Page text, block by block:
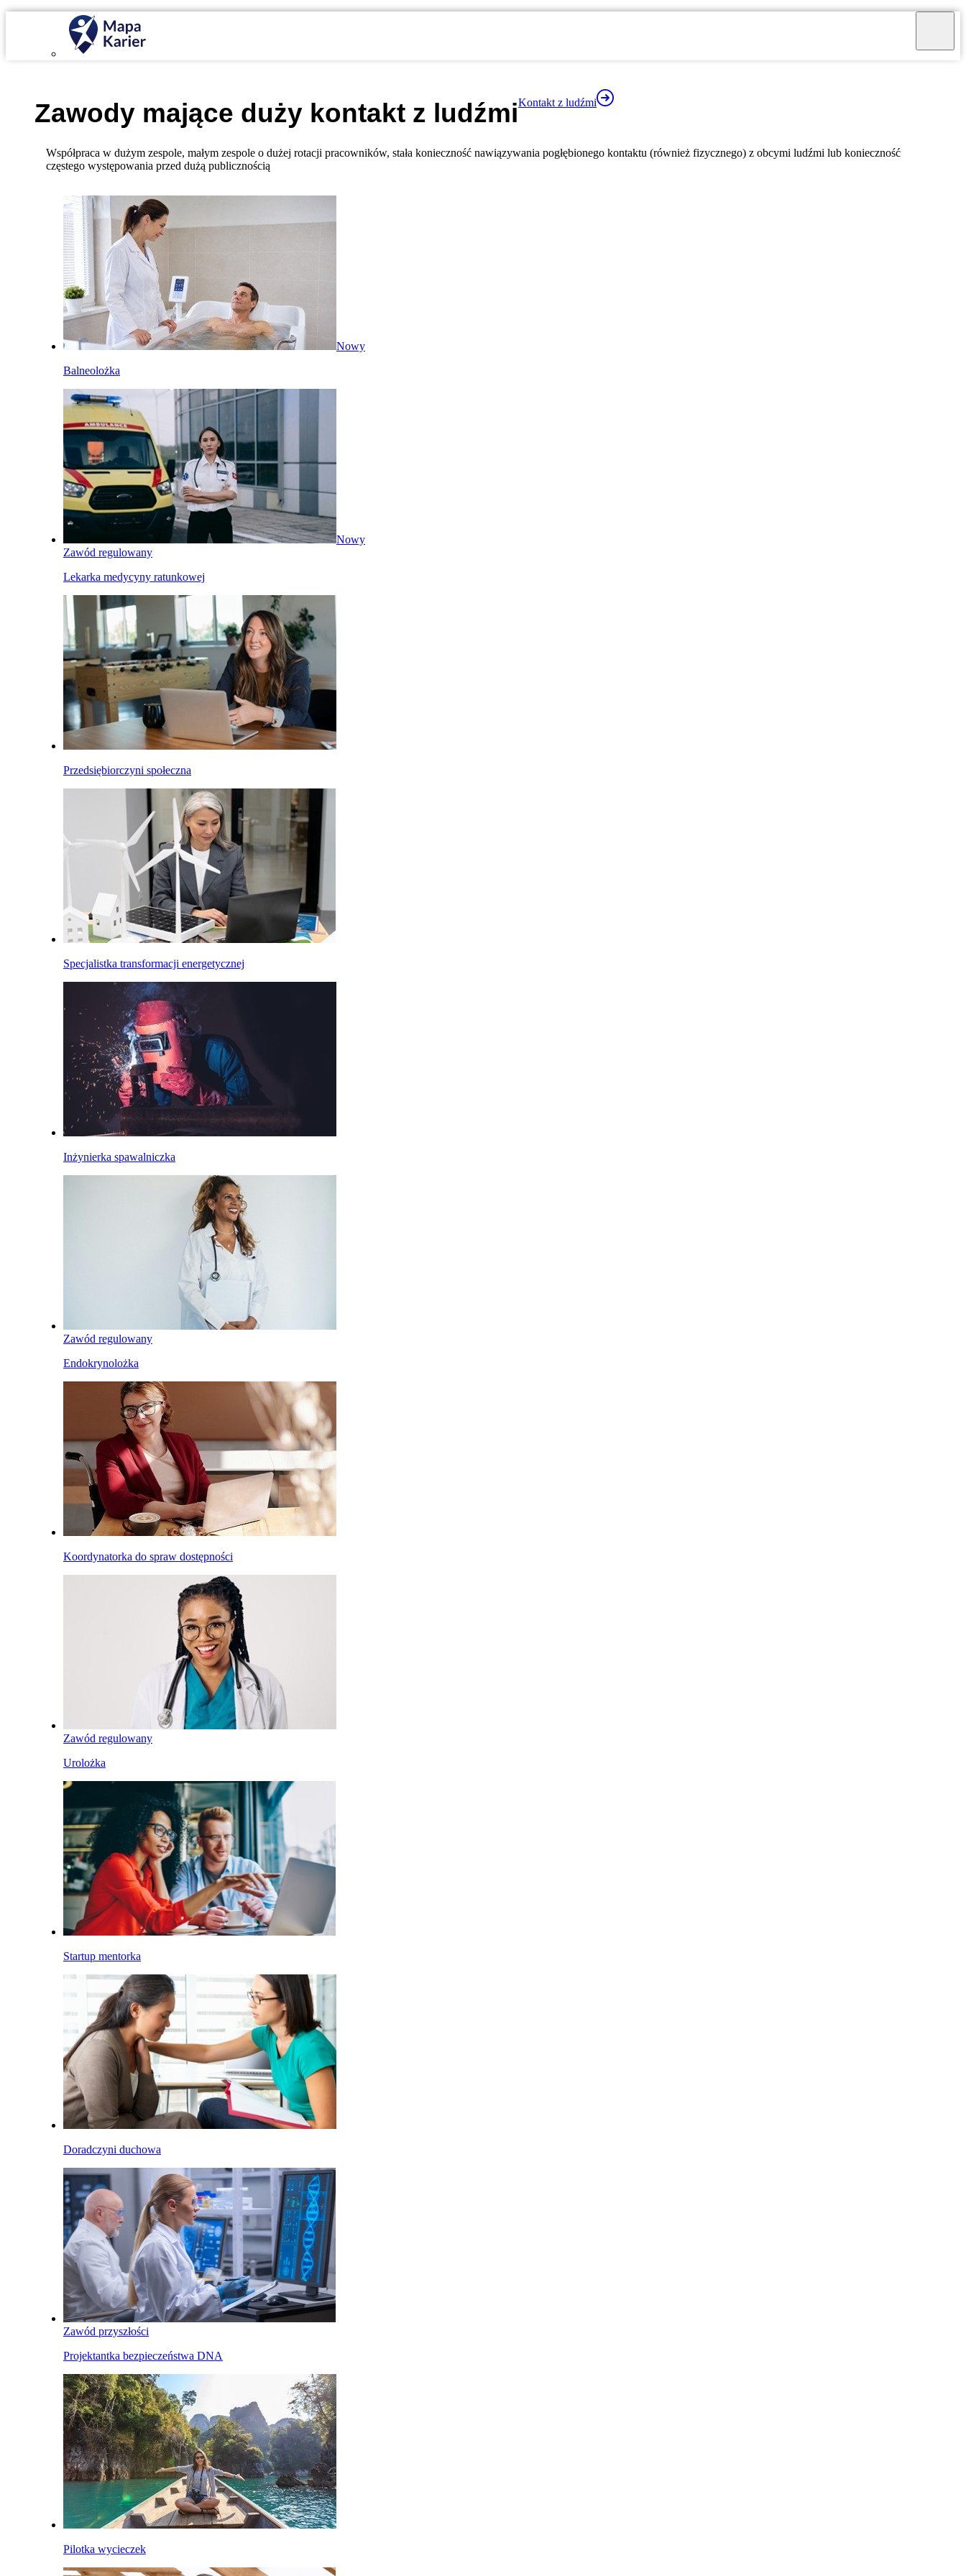
Zawody mające duży kontakt z ludźmiKontakt z ludźmi
Współpraca w dużym zespole, małym zespole o dużej rotacji pracowników, stała konieczność nawiązywania pogłębionego kontaktu (również fizycznego) z obcymi ludźmi lub konieczność
częstego występowania przed dużą publicznością
Nowy
Balneolożka
Nowy
Zawód regulowany
Lekarka medycyny ratunkowej
Przedsiębiorczyni społeczna
Specjalistka transformacji energetycznej
Inżynierka spawalniczka
Zawód regulowany
Endokrynolożka
Koordynatorka do spraw dostępności
Zawód regulowany
Urolożka
Startup mentorka
Doradczyni duchowa
Zawód przyszłości
Projektantka bezpieczeństwa DNA
Pilotka wycieczek